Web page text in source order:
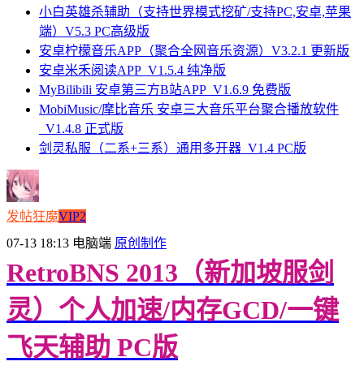
小白英雄杀辅助（支持世界模式挖矿/支持PC,安卓,苹果
端）V5.3 PC高级版
安卓柠檬音乐APP（聚合全网音乐资源）V3.2.1 更新版
安卓米禾阅读APP_V1.5.4 纯净版
MyBilibili 安卓第三方B站APP_V1.6.9 免费版
MobiMusic/摩比音乐 安卓三大音乐平台聚合播放软件
_V1.4.8 正式版
剑灵私服（二系+三系）通用多开器_V1.4 PC版
发帖狂魔VIP2
07-13 18:13 电脑端 原创制作
RetroBNS 2013（新加坡服剑
灵）个人加速/内存GCD/一键
飞天辅助 PC版